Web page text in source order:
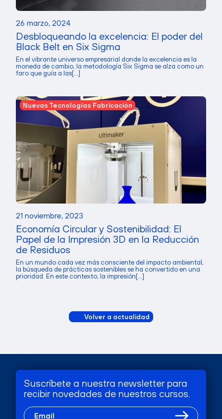
26 marzo, 2024
Desbloqueando la excelencia: El poder del
Black Belt en Six Sigma
En el vibrante universo empresarial donde la excelencia es la
moneda de cambio, la metodología Six Sigma se alza como un
faro que guía a las[...]
Nuevas Tecnologías Fabricación
21 noviembre, 2023
Economía Circular y Sostenibilidad: El
Papel de la Impresión 3D en la Reducción
de Residuos
En un mundo cada vez más consciente del impacto ambiental,
la búsqueda de prácticas sostenibles se ha convertido en una
prioridad. En este contexto, la impresión[...]
Volver a actualidad
Suscríbete a nuestra newsletter para
recibir novedades de nuestros cursos.